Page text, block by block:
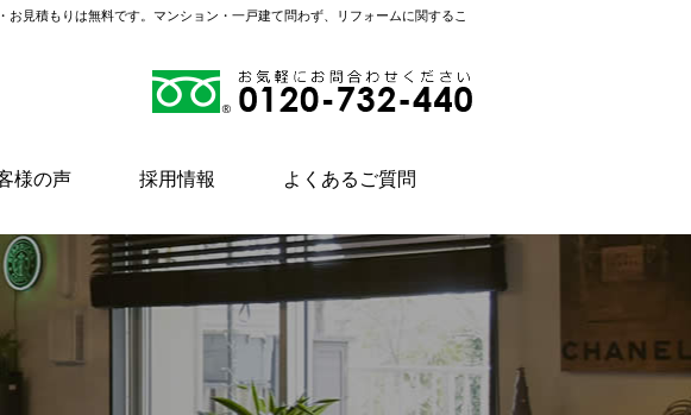
見積もりは無料です。マンション・一戸建て問わず、リフォームに関するこ
様の声 採用情報 よくあるご質問